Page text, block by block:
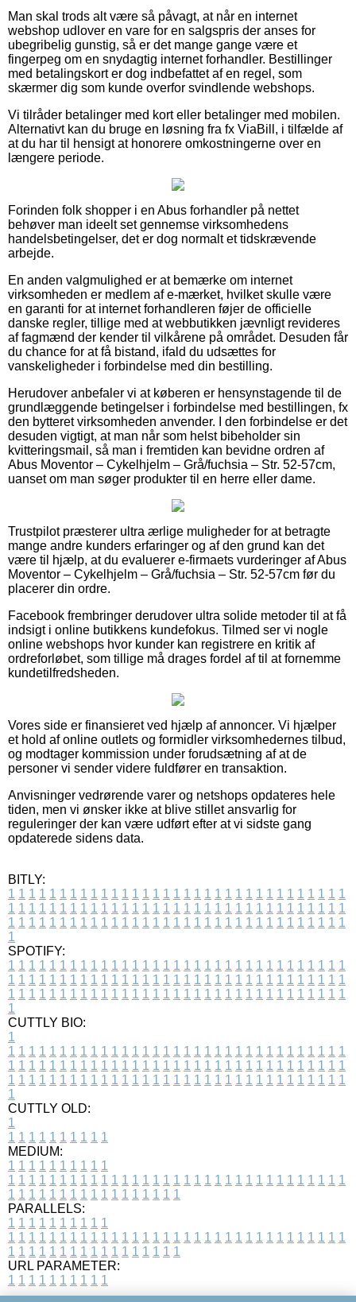
Man skal trods alt være så påvagt, at når en internet
webshop udlover en vare for en salgspris der anses for
ubegribelig gunstig, så er det mange gange være et
fingerpeg om en snydagtig internet forhandler. Bestillinger
med betalingskort er dog indbefattet af en regel, som
skærmer dig som kunde overfor svindlende webshops.
Vi tilråder betalinger med kort eller betalinger med mobilen.
Alternativt kan du bruge en løsning fra fx ViaBill, i tilfælde af
at du har til hensigt at honorere omkostningerne over en
længere periode.
Forinden folk shopper i en Abus forhandler på nettet
behøver man ideelt set gennemse virksomhedens
handelsbetingelser, det er dog normalt et tidskrævende
arbejde.
En anden valgmulighed er at bemærke om internet
virksomheden er medlem af e-mærket, hvilket skulle være
en garanti for at internet forhandleren føjer de officielle
danske regler, tillige med at webbutikken jævnligt revideres
af fagmænd der kender til vilkårene på området. Desuden får
du chance for at få bistand, ifald du udsættes for
vanskeligheder i forbindelse med din bestilling.
Herudover anbefaler vi at køberen er hensynstagende til de
grundlæggende betingelser i forbindelse med bestillingen, fx
den bytteret virksomheden anvender. I den forbindelse er det
desuden vigtigt, at man når som helst bibeholder sin
kvitteringsmail, så man i fremtiden kan bevidne ordren af
Abus Moventor – Cykelhjelm – Grå/fuchsia – Str. 52-57cm,
uanset om man søger produkter til en herre eller dame.
Trustpilot præsterer ultra ærlige muligheder for at betragte
mange andre kunders erfaringer og af den grund kan det
være til hjælp, at du evaluerer e-firmaets vurderinger af Abus
Moventor – Cykelhjelm – Grå/fuchsia – Str. 52-57cm før du
placerer din ordre.
Facebook frembringer derudover ultra solide metoder til at få
indsigt i online butikkens kundefokus. Tilmed ser vi nogle
online webshops hvor kunder kan registrere en kritik af
ordreforløbet, som tillige må drages fordel af til at fornemme
kundetilfredsheden.
Vores side er finansieret ved hjælp af annoncer. Vi hjælper
et hold af online outlets og formidler virksomhedernes tilbud,
og modtager kommission under forudsætning af at de
personer vi sender videre fuldfører en transaktion.
Anvisninger vedrørende varer og netshops opdateres hele
tiden, men vi ønsker ikke at blive stillet ansvarlig for
reguleringer der kan være udført efter at vi sidste gang
opdaterede sidens data.
BITLY:
1 1 1 1 1 1 1 1 1 1 1 1 1 1 1 1 1 1 1 1 1 1 1 1 1 1 1 1 1 1 1 1 1
1 1 1 1 1 1 1 1 1 1 1 1 1 1 1 1 1 1 1 1 1 1 1 1 1 1 1 1 1 1 1 1 1
1 1 1 1 1 1 1 1 1 1 1 1 1 1 1 1 1 1 1 1 1 1 1 1 1 1 1 1 1 1 1 1 1
1
SPOTIFY:
1 1 1 1 1 1 1 1 1 1 1 1 1 1 1 1 1 1 1 1 1 1 1 1 1 1 1 1 1 1 1 1 1
1 1 1 1 1 1 1 1 1 1 1 1 1 1 1 1 1 1 1 1 1 1 1 1 1 1 1 1 1 1 1 1 1
1 1 1 1 1 1 1 1 1 1 1 1 1 1 1 1 1 1 1 1 1 1 1 1 1 1 1 1 1 1 1 1 1
1
CUTTLY BIO:
1
1 1 1 1 1 1 1 1 1 1 1 1 1 1 1 1 1 1 1 1 1 1 1 1 1 1 1 1 1 1 1 1 1
1 1 1 1 1 1 1 1 1 1 1 1 1 1 1 1 1 1 1 1 1 1 1 1 1 1 1 1 1 1 1 1 1
1 1 1 1 1 1 1 1 1 1 1 1 1 1 1 1 1 1 1 1 1 1 1 1 1 1 1 1 1 1 1 1 1
1
CUTTLY OLD:
1
1 1 1 1 1 1 1 1 1 1
MEDIUM:
1 1 1 1 1 1 1 1 1 1
1 1 1 1 1 1 1 1 1 1 1 1 1 1 1 1 1 1 1 1 1 1 1 1 1 1 1 1 1 1 1 1 1
1 1 1 1 1 1 1 1 1 1 1 1 1 1 1 1 1
PARALLELS:
1 1 1 1 1 1 1 1 1 1
1 1 1 1 1 1 1 1 1 1 1 1 1 1 1 1 1 1 1 1 1 1 1 1 1 1 1 1 1 1 1 1 1
1 1 1 1 1 1 1 1 1 1 1 1 1 1 1 1 1
URL PARAMETER:
1 1 1 1 1 1 1 1 1 1